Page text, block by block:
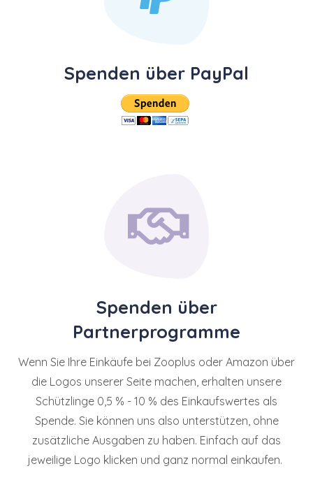
Spenden über PayPal
Spenden über
Partnerprogramme
Wenn Sie Ihre Einkäufe bei Zooplus oder Amazon über
die Logos unserer Seite machen, erhalten unsere
Schützlinge 0,5 % - 10 % des Einkaufswertes als
Spende. Sie können uns also unterstützen, ohne
zusätzliche Ausgaben zu haben. Einfach auf das
jeweilige Logo klicken und ganz normal einkaufen.